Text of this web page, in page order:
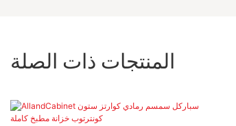
المنتجات ذات الصلة